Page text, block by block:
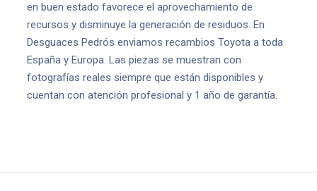
en buen estado favorece el aprovechamiento de
recursos y disminuye la generación de residuos. En
Desguaces Pedrós enviamos recambios Toyota a toda
España y Europa. Las piezas se muestran con
fotografías reales siempre que están disponibles y
cuentan con atención profesional y 1 año de garantía.